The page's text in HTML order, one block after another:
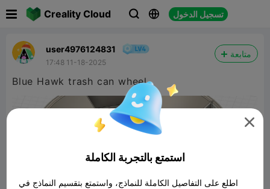
Creality Cloud   تسجيل الدخول
user4976124831
17:48 11-18-2025
متابعة

استمتع بالتجربة الكاملة
اطلع على التفاصيل الكاملة للنماذج، واستمتع بتقسيم النماذج في